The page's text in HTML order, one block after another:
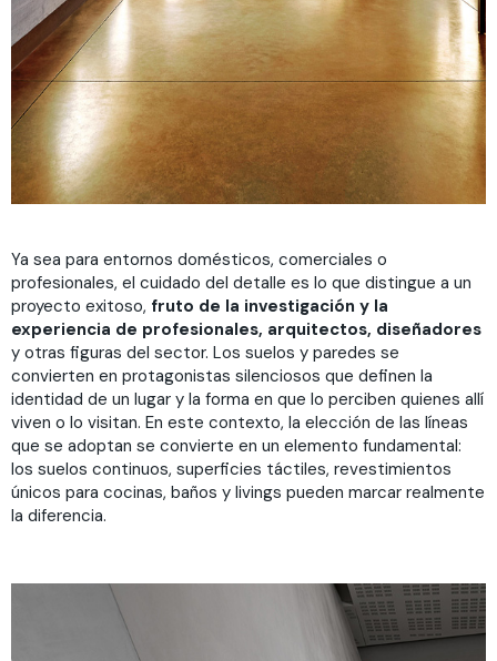
Ya sea para entornos domésticos, comerciales o
profesionales, el cuidado del detalle es lo que distingue a un
proyecto exitoso, fruto de la investigación y la
experiencia de profesionales, arquitectos, diseñadores
y otras figuras del sector. Los suelos y paredes se
convierten en protagonistas silenciosos que definen la
identidad de un lugar y la forma en que lo perciben quienes allí
viven o lo visitan. En este contexto, la elección de las líneas
que se adoptan se convierte en un elemento fundamental:
los suelos continuos, superficies táctiles, revestimientos
únicos para cocinas, baños y livings pueden marcar realmente
la diferencia.